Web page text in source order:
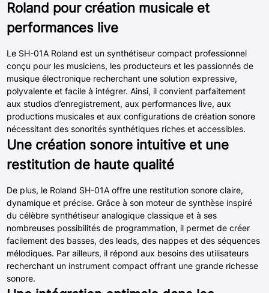
Roland pour création musicale et
performances live
Le SH-01A Roland est un synthétiseur compact professionnel
conçu pour les musiciens, les producteurs et les passionnés de
musique électronique recherchant une solution expressive,
polyvalente et facile à intégrer. Ainsi, il convient parfaitement
aux studios d’enregistrement, aux performances live, aux
productions musicales et aux configurations de création sonore
nécessitant des sonorités synthétiques riches et accessibles.
Une création sonore intuitive et une
restitution de haute qualité
De plus, le Roland SH-01A offre une restitution sonore claire,
dynamique et précise. Grâce à son moteur de synthèse inspiré
du célèbre synthétiseur analogique classique et à ses
nombreuses possibilités de programmation, il permet de créer
facilement des basses, des leads, des nappes et des séquences
mélodiques. Par ailleurs, il répond aux besoins des utilisateurs
recherchant un instrument compact offrant une grande richesse
sonore.